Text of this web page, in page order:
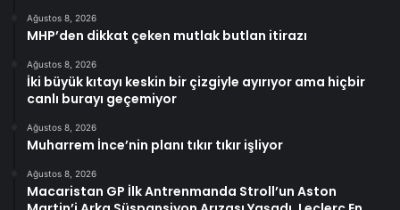
Ağustos 8, 2026
MHP’den dikkat çeken mutlak butlan itirazı
Ağustos 8, 2026
İki büyük kıtayı keskin bir çizgiyle ayırıyor ama hiçbir
canlı burayı geçemiyor
Ağustos 8, 2026
Muharrem İnce’nin planı tıkır tıkır işliyor
Ağustos 8, 2026
Macaristan GP İlk Antrenmanda Stroll’un Aston